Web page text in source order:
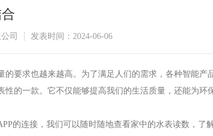
司 发表时间：2024-06-06
求也越来越高。为了满足人们的需求，各种智能产
的一款。它不仅能够提高我们的生活质量，还能为环
的连接，我们可以随时随地查看家中的水表读数，了